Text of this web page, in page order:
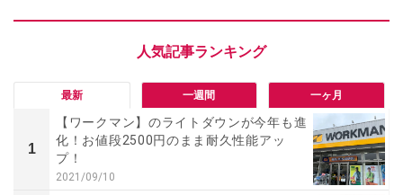
最新 一週間 一ヶ月
1
【ワークマン】のライトダウンが今年も進
化！お値段2500円のまま耐久性能アッ
プ！
2021/09/10